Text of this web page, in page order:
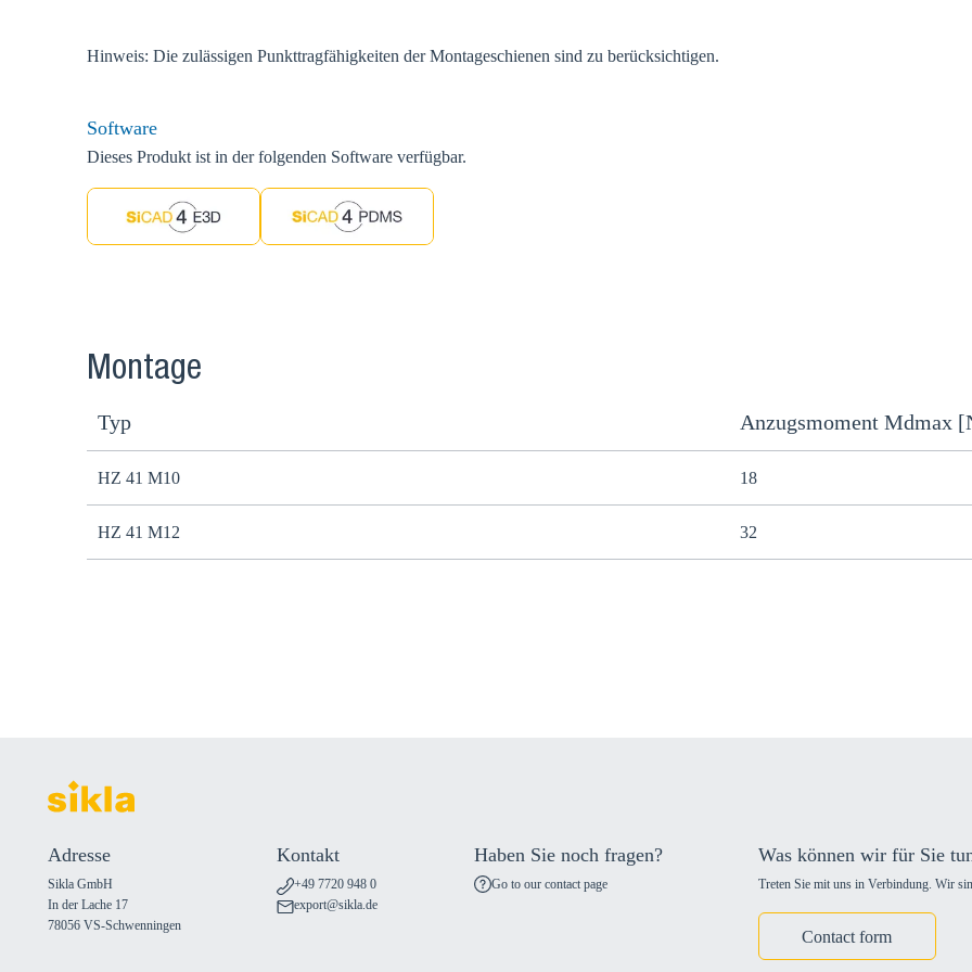
Hinweis: Die zulässigen Punkttragfähigkeiten der Montageschienen sind zu berücksichtigen.
Software
Dieses Produkt ist in der folgenden Software verfügbar.
Montage
Typ Anzugsmoment Mdmax
HZ 41 M10 18
HZ 41 M12 32
Adresse
Sikla GmbH
In der Lache 17
78056 VS-Schwenningen
Kontakt
+49 7720 948 0
export@sikla.de
Haben Sie noch fragen?
Go to our contact page
Was können wir für Sie
Treten Sie mit uns in Verbindung. Wir
Contact form